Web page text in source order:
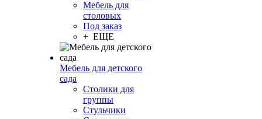
Мебель для
столовых
Под заказ
+ ЕЩЕ
Мебель для детского
сада
Столики для
группы
Стульчики